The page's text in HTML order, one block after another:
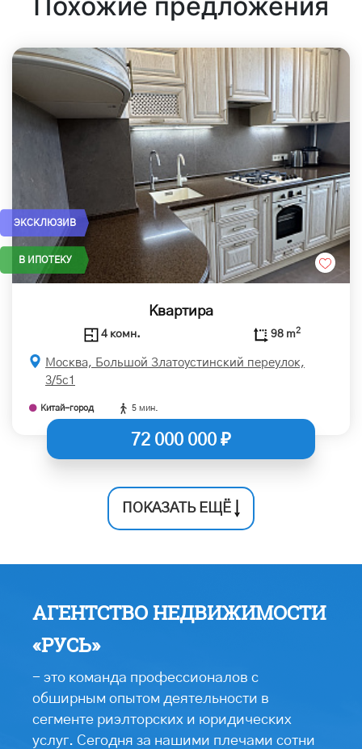
ЭКСКЛЮЗИВ
В ИПОТЕКУ
Квартира
4 комн. 98 m2
Москва, Большой Златоустинский переулок,
3/5с1
Китай-город 5 мин.
72 000 000 ₽
ПОКАЗАТЬ ЕЩЁ
АГЕНТСТВО НЕДВИЖИМОСТИ
«РУСЬ»
- это команда профессионалов с
обширным опытом деятельности в
сегменте риэлторских и юридических
услуг. Сегодня за нашими плечами сотни